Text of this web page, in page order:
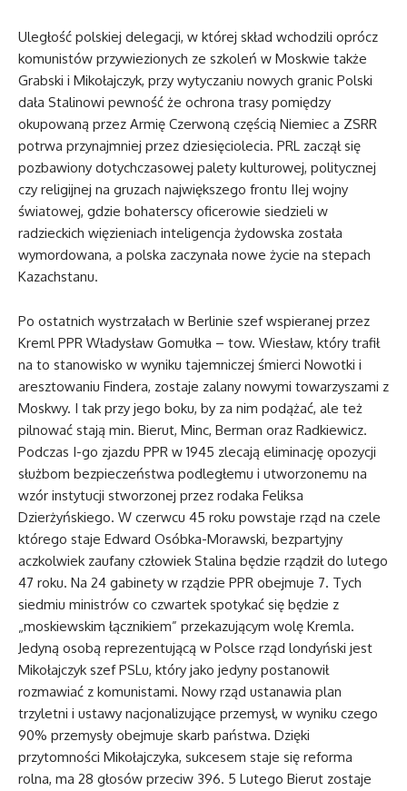
Uległość polskiej delegacji, w której skład wchodzili oprócz
komunistów przywiezionych ze szkoleń w Moskwie także
Grabski i Mikołajczyk, przy wytyczaniu nowych granic Polski
dała Stalinowi pewność że ochrona trasy pomiędzy
okupowaną przez Armię Czerwoną częścią Niemiec a ZSRR
potrwa przynajmniej przez dziesięciolecia. PRL zaczął się
pozbawiony dotychczasowej palety kulturowej, politycznej
czy religijnej na gruzach największego frontu IIej wojny
światowej, gdzie bohaterscy oficerowie siedzieli w
radzieckich więzieniach inteligencja żydowska została
wymordowana, a polska zaczynała nowe życie na stepach
Kazachstanu.
Po ostatnich wystrzałach w Berlinie szef wspieranej przez
Kreml PPR Władysław Gomułka – tow. Wiesław, który trafił
na to stanowisko w wyniku tajemniczej śmierci Nowotki i
aresztowaniu Findera, zostaje zalany nowymi towarzyszami z
Moskwy. I tak przy jego boku, by za nim podążać, ale też
pilnować stają min. Bierut, Minc, Berman oraz Radkiewicz.
Podczas I-go zjazdu PPR w 1945 zlecają eliminację opozycji
służbom bezpieczeństwa podległemu i utworzonemu na
wzór instytucji stworzonej przez rodaka Feliksa
Dzierżyńskiego. W czerwcu 45 roku powstaje rząd na czele
którego staje Edward Osóbka-Morawski, bezpartyjny
aczkolwiek zaufany człowiek Stalina będzie rządził do lutego
47 roku. Na 24 gabinety w rządzie PPR obejmuje 7. Tych
siedmiu ministrów co czwartek spotykać się będzie z
„moskiewskim łącznikiem” przekazującym wolę Kremla.
Jedyną osobą reprezentującą w Polsce rząd londyński jest
Mikołajczyk szef PSLu, który jako jedyny postanowił
rozmawiać z komunistami. Nowy rząd ustanawia plan
trzyletni i ustawy nacjonalizujące przemysł, w wyniku czego
90% przemysły obejmuje skarb państwa. Dzięki
przytomności Mikołajczyka, sukcesem staje się reforma
rolna, ma 28 głosów przeciw 396. 5 Lutego Bierut zostaje